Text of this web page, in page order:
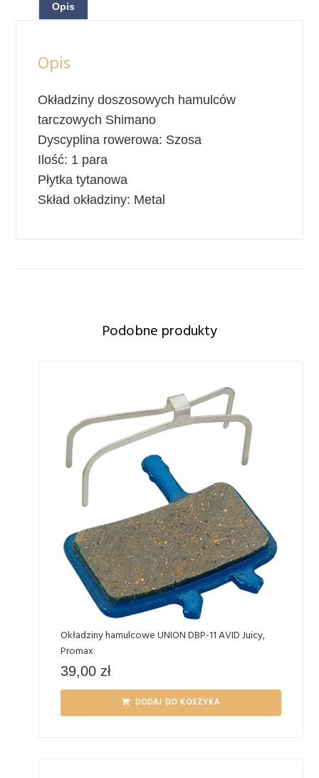
Opis
Opis
Okładziny doszosowych hamulców
tarczowych Shimano
Dyscyplina rowerowa: Szosa
Ilość: 1 para
Płytka tytanowa
Skład okładziny: Metal
Podobne produkty
Okładziny hamulcowe UNION DBP-11 AVID Juicy,
Promax
39,00 zł
DODAJ DO KOSZYKA